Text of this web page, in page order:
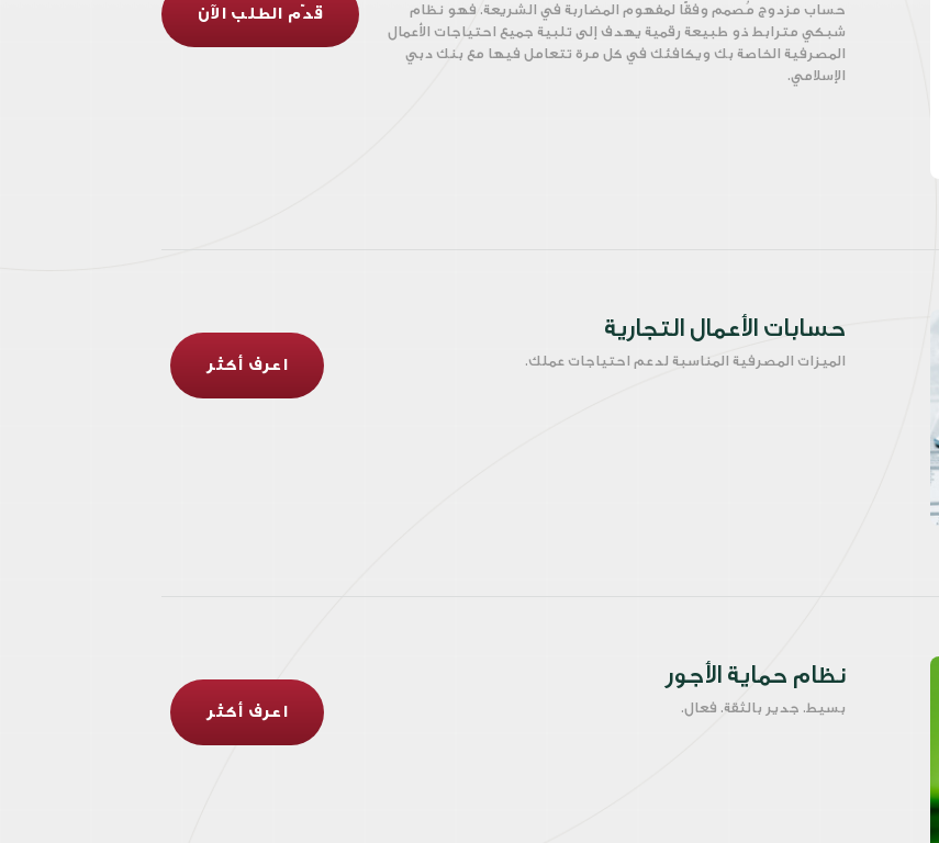
حساب مزدوج مُصمم وفقًا لمفهوم المضاربة في الشريعة. فهو نظام
شبكي مترابط ذو طبيعة رقمية يهدف إلى تلبية جميع احتياجات الأعمال
المصرفية الخاصة بك ويكافئك في كل مرة تتعامل فيها مع بنك دبي
الإسلامي.
قدّم الطلب الآن
حسابات الأعمال التجارية
الميزات المصرفية المناسبة لدعم احتياجات عملك. اعرف أكثر
نظام حماية الأجور
بسيط. جدير بالثقة. فعال. اعرف أكثر